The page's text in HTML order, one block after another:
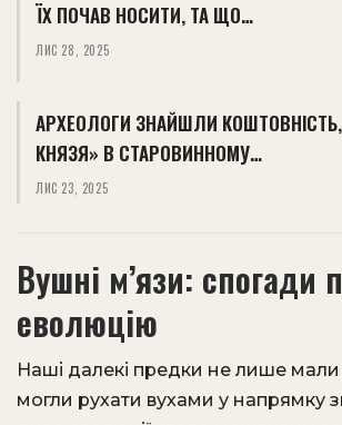
ЇХ ПОЧАВ НОСИТИ, ТА ЩО…
ЛИС 28, 2025
АРХЕОЛОГИ ЗНАЙШЛИ
КНЯЗЯ» В СТАРОВИННОМУ…
ЛИС 23, 2025
Вушні м’язи: спогади
еволюцію
Наші далекі предки не лише мали
могли рухати вухами у напрямку